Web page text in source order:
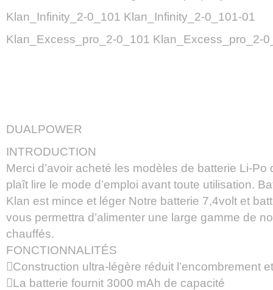
Klan_Infinity_2-0_101 Klan_Infinity_2-0_101-01
Klan_Excess_pro_2-0_101 Klan_Excess_pro_2-
DUALPOWER
INTRODUCTION
Merci d’avoir acheté les modèles de batterie Li-Po
plaît lire le mode d’emploi avant toute utilisation.
Klan est mince et léger Notre batterie 7,4volt et
vous permettra d’alimenter une large gamme de
chauffés.
FONCTIONNALITÉS
Construction ultra-légère réduit l’encombrement
La batterie fournit 3000 mAh de capacité